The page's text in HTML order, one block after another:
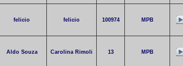
felicio felicio 100974 MPB
Aldo Souza Carolina Rimoli 13 MPB